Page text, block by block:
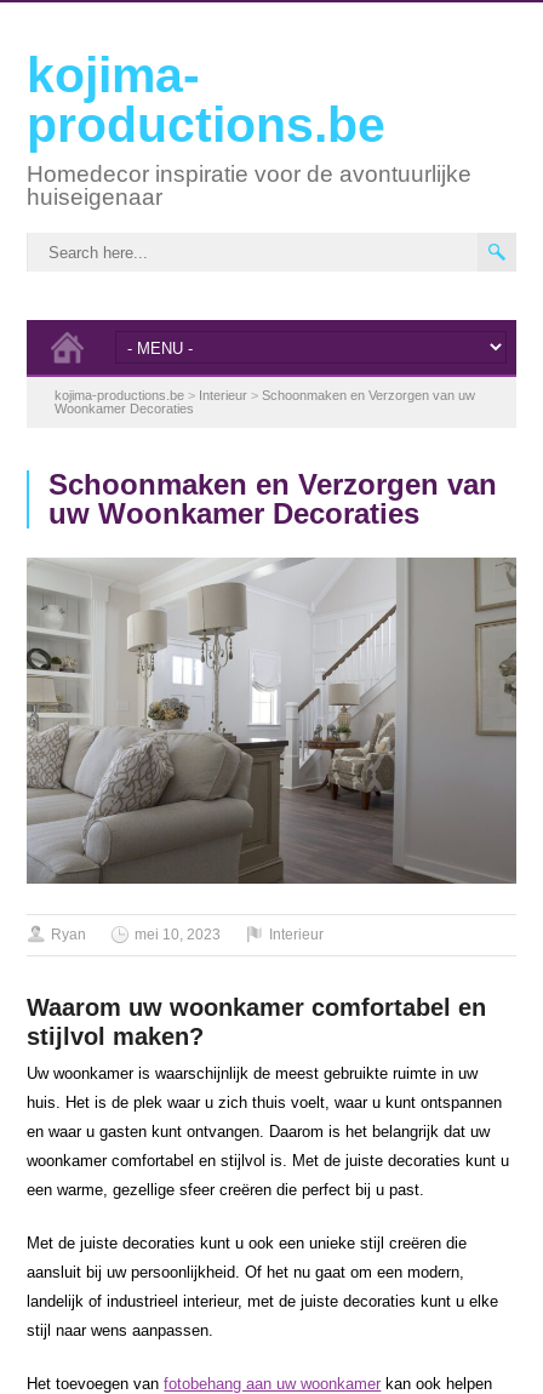
kojima-
productions.be
Homedecor inspiratie voor de avontuurlijke
huiseigenaar
kojima-productions.be > Interieur >Schoonmaken en Verzorgen van uw
Woonkamer Decoraties
Schoonmaken en Verzorgen van
uw Woonkamer Decoraties
Ryan mei 10, 2023 Interieur
Waarom uw woonkamer comfortabel en
stijlvol maken?
Uw woonkamer is waarschijnlijk de meest gebruikte ruimte in uw
huis. Het is de plek waar u zich thuis voelt, waar u kunt ontspannen
en waar u gasten kunt ontvangen. Daarom is het belangrijk dat uw
woonkamer comfortabel en stijlvol is. Met de juiste decoraties kunt u
een warme, gezellige sfeer creëren die perfect bij u past.
Met de juiste decoraties kunt u ook een unieke stijl creëren die
aansluit bij uw persoonlijkheid. Of het nu gaat om een modern,
landelijk of industrieel interieur, met de juiste decoraties kunt u elke
stijl naar wens aanpassen.
Het toevoegen vanfotobehang aan uw woonkamer kan ook helpen